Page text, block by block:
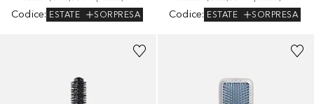
Codice: ESTATE SORPRESA Codice: ESTATE SORPRESA